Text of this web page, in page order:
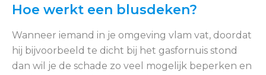
Hoe werkt een blusdeken?
Wanneer iemand in je omgeving vlam vat, doordat
hij bijvoorbeeld te dicht bij het gasfornuis stond
dan wil je de schade zo veel mogelijk beperken en